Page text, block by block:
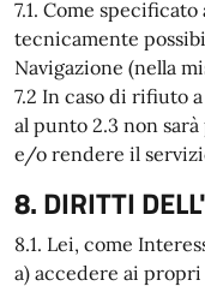
7.1. Come
tecnicamente
Navigazione (nella
7.2 In caso di rifiuto
al punto 2.3 non
e/o rendere il
8. DIRITTI
8.1. Lei, come
a) accedere ai